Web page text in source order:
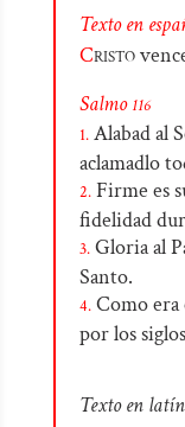
Texto en
Cristo
Salmo 116
1.Alabad al
aclamadlo
2.Firme es
fidelidad
3.Gloria al
Santo.
4.Como era
por los
Texto en latín